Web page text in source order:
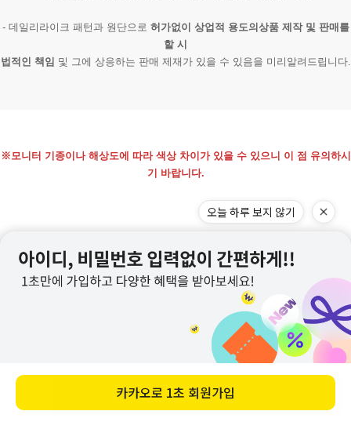
바로 구매하기
- 데일리라이크 패턴과 원단으로 허가없이 상업적 용도의상품 제작 및 판매를
할 시
법적인 책임 및 그에 상응하는 판매 제재가 있을 수 있음을 미리알려드립니다.
※모니터 기종이나 해상도에 따라 색상 차이가 있을 수 있으니 이 점 유의하시
기 바랍니다.